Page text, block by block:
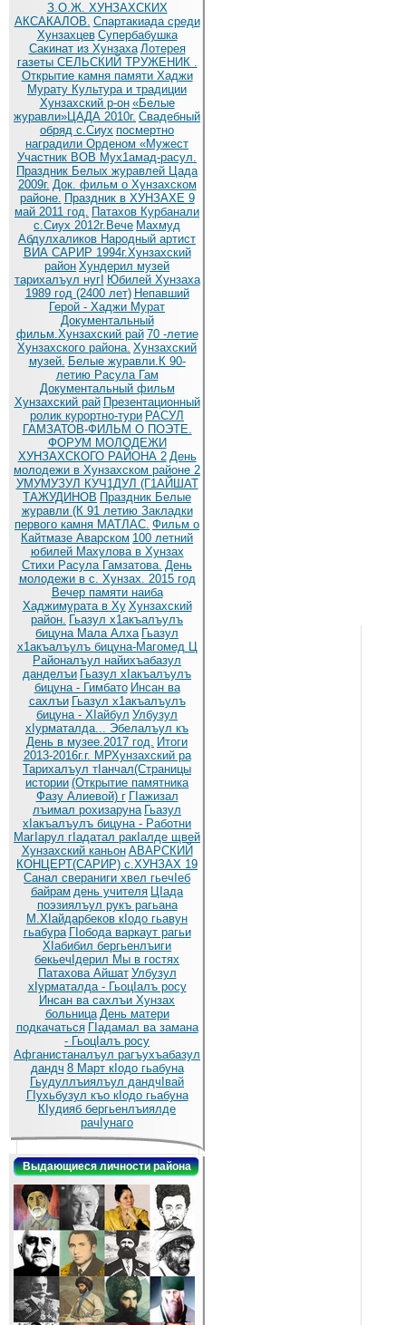
З.О.Ж. ХУНЗАХСКИХ
АКСАКАЛОВ. Спартакиада среди
Хунзахцев Супербабушка
Сакинат из Хунзаха Лотерея
газеты СЕЛЬСКИЙ ТРУЖЕНИК .
Открытие камня памяти Хаджи
Мурату Культура и традиции
Хунзахский р-он «Белые
журавли»ЦАДА 2010г. Cвадебный
обряд c.Сиух посмертно
наградили Орденом «Мужест
Участник ВОВ Мух1амад-расул.
Праздник Белых журавлей Цада
2009г. Док. фильм о Хунзахском
районе. Праздник в ХУНЗАХЕ 9
май 2011 год. Патахов Курбанали
с.Сиух 2012г.Вече Махмуд
Абдулхаликов Народный артист
ВИА САРИР 1994г.Хунзахский
район Хундерил музей
тарихалъул нугI Юбилей Хунзаха
1989 год (2400 лет) Непавший
Герой - Хаджи Мурат
Документальный
фильм.Хунзахский рай 70 -летие
Хунзахского района. Хунзахский
музей. Белые журавли.К 90-
летию Расула Гам
Документальный фильм
Хунзахский рай Презентационный
ролик курортно-тури РАСУЛ
ГАМЗАТОВ-ФИЛЬМ О ПОЭТЕ.
ФОРУМ МОЛОДЕЖИ
ХУНЗАХСКОГО РАЙОНА 2 День
молодежи в Хунзахском районе 2
УМУМУЗУЛ КУЧ1ДУЛ (Г1АЙШАТ
ТАЖУДИНОВ Праздник Белые
журавли (К 91 летию Закладки
первого камня МАТЛАС. Фильм о
Кайтмазе Аварском 100 летний
юбилей Махулова в Хунзах
Стихи Расула Гамзатова. День
молодежи в с. Хунзах. 2015 год
Вечер памяти наиба
Хаджимурата в Ху Хунзахский
район. Гьазул х1акъалъулъ
бицуна Мала Алха Гьазул
х1акъалъулъ бицуна-Магомед Ц
Районалъул найихъабазул
данделъи Гьазул хIакъалъулъ
бицуна - Гимбато Инсан ва
сахлъи Гьазул х1акъалъулъ
бицуна - ХIайбул Улбузул
хIурматалда... Эбелалъул къ
День в музее.2017 год. Итоги
2013-2016г.г. МРХунзахский ра
Тарихалъул тIанчал(Страницы
истории (Открытие памятника
Фазу Алиевой) г ГIажизал
лъимал рохизаруна Гьазул
хIакъалъулъ бицуна - Работни
МагIарул гIадатал ракIалде щвей
Хунзахский каньон АВАРСКИЙ
КОНЦЕРТ(САРИР) с.ХУНЗАХ 19
Санал свераниги хвел гьечIеб
байрам день учителя ЦIада
поэзиялъул рукъ рагьана
М.ХIайдарбеков кIодо гьавун
гьабура ГIобода варкаут рагьи
ХIабибил бергьенлъиги
бекьечIдерил Мы в гостях
Патахова Айшат Улбузул
хIурматалда - ГьоцIалъ росу
Инсан ва сахлъи Хунзах
больница День матери
подкачаться ГIадамал ва замана
- ГьоцIалъ росу
Афганистаналъул рагъухъабазул
дандч 8 Март кIодо гьабуна
Гьудуллъиялъул дандчIвай
ГIухьбузул къо кIодо гьабуна
КIудияб бергьенлъиялде
рачIунаго
Выдающиеся личности района